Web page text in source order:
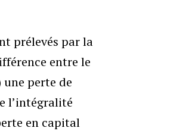
prélevés par la
entre le
perte de
l’intégralité
en capital